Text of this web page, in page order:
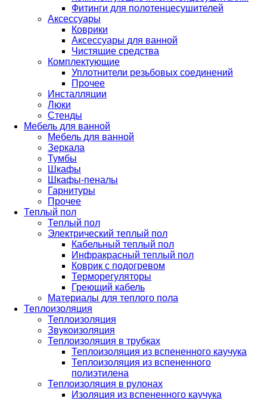
Фитинги для полотенцесушителей
Аксессуары
Коврики
Аксессуары для ванной
Чистящие средства
Комплектующие
Уплотнители резьбовых соединений
Прочее
Инсталляции
Люки
Стенды
Мебель для ванной
Мебель для ванной
Зеркала
Тумбы
Шкафы
Шкафы-пеналы
Гарнитуры
Прочее
Теплый пол
Теплый пол
Электрический теплый пол
Кабельный теплый пол
Инфракрасный теплый пол
Коврик с подогревом
Терморегуляторы
Греющий кабель
Материалы для теплого пола
Теплоизоляция
Теплоизоляция
Звукоизоляция
Теплоизоляция в трубках
Теплоизоляция из вспененного каучука
Теплоизоляция из вспененного
полиэтилена
Теплоизоляция в рулонах
Изоляция из вспененного каучука